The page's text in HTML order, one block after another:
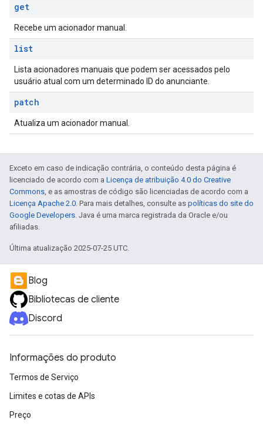
get
Recebe um acionador manual.
list
Lista acionadores manuais que podem ser acessados pelo
usuário atual com um determinado ID do anunciante.
patch
Atualiza um acionador manual.
Exceto em caso de indicação contrária, o conteúdo desta página é
licenciado de acordo com a Licença de atribuição 4.0 do Creative
Commons, e as amostras de código são licenciadas de acordo com a
Licença Apache 2.0. Para mais detalhes, consulte as políticas do site do
Google Developers. Java é uma marca registrada da Oracle e/ou
afiliadas.
Última atualização 2025-07-25 UTC.
Blog
Bibliotecas de cliente
Discord
Informações do produto
Termos de Serviço
Limites e cotas de APIs
Preço